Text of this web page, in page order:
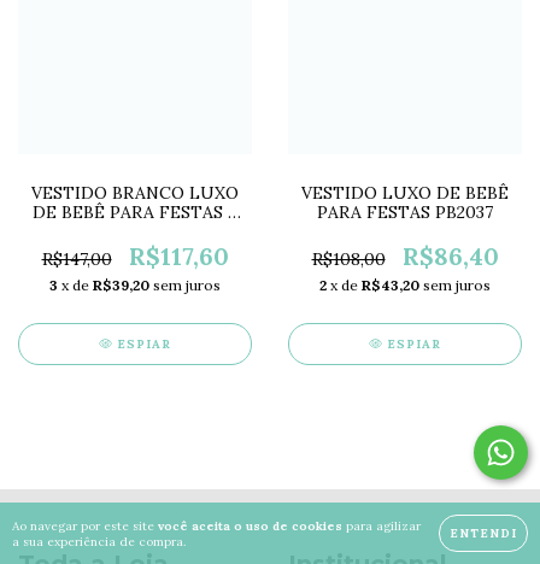
Ao navegar por este site você aceita o uso de cookies para agilizar
a sua experiência de compra.
ENTENDI
VESTIDO BRANCO LUXO
DE BEBÊ PARA FESTAS E
R$147,00
R$117,60
3 x de R$39,20 sem juros
ESPIAR
VESTIDO LUXO DE BEBÊ
PARA FESTAS PB2037
R$108,00 R$86,40
2 x de R$43,20 sem juros
ESPIAR